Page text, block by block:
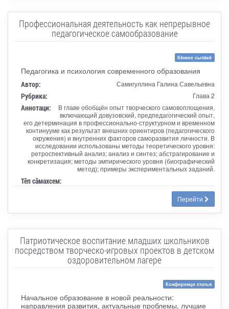
Профессиональная деятельность как непрерывное
педагогическое самообразование
Кĕнеке сыпăкĕ
Педагогика и психология современного образования
Автор: Самигуллина Галина Савельевна
Рубрика: Глава 2
Аннотаци:
В главе обобщён опыт творческого самовоплощения,
включающий довузовский, предпедагогический опыт,
его детерминация в профессионально-структурном и временном
континууме как результат внешних ориентиров (педагогического
окружения) и внутренних факторов саморазвития личности. В
исследовании использованы методы теоретического уровня:
ретроспективный анализ; анализ и синтез; абстрагирование и
конкретизация; методы эмпирического уровня (биографический
метод); примеры экспериментальных заданий.
Тӗп сӑмахсем:
Перейти
Патриотическое воспитание младших школьников
посредством творческо-игровых проектов в детском
оздоровительном лагере
Конференци статья
Начальное образование в новой реальности:
направления развития, актуальные проблемы, лучшие